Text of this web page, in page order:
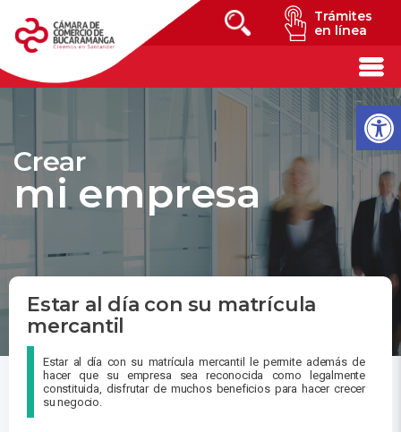
Trámites
en línea
Crear
mi empresa
Estar al día con su matrícula
mercantil
Estar al día con su matrícula mercantil le permite además de
hacer que su empresa sea reconocida como legalmente
constituida, disfrutar de muchos beneficios para hacer crecer
su negocio.